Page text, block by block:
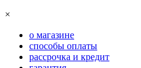
×
о магазине
способы оплаты
рассрочка и кредит